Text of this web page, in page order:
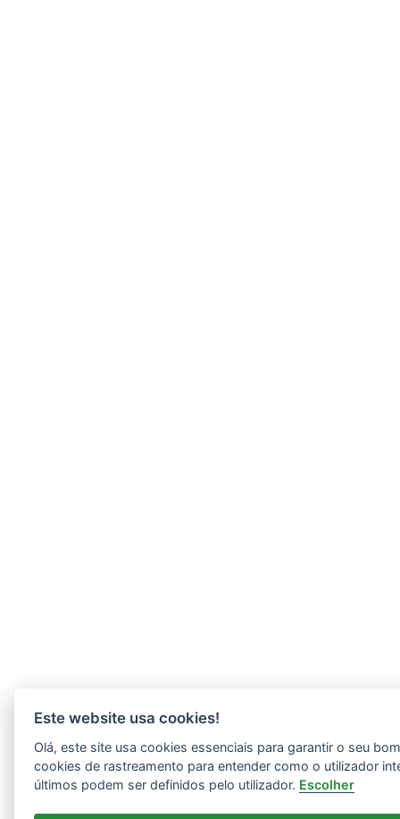
Este website usa cookies!
Olá, este site usa cookies essenciais para garantir o seu
cookies de rastreamento para entender como o utilizador
últimos podem ser definidos pelo utilizador. Escolher